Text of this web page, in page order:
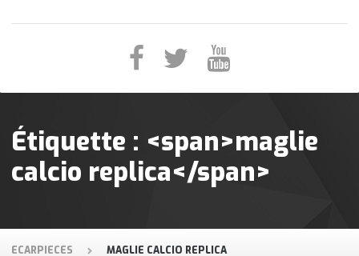
Étiquette : <span>maglie
calcio replica</span>
ECARPIECES MAGLIE CALCIO REPLICA